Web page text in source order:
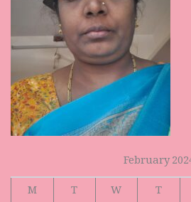
February
M
T W T